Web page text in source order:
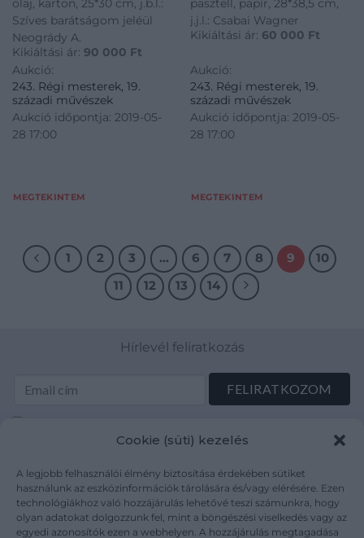
Cookie (süti) kezelés
A legjobb felhasználói élmény biztosítása érdekében sütiket
használunk az eszközinformációk tárolására és/vagy elérésére. Ezen
technológiákhoz való hozzájárulás lehetővé teszi számunkra, hogy
olyan adatokat dolgozzunk fel, mint a böngészési viselkedés vagy az
egyedi azonosítók ezen a webhelyen. A hozzájárulás megtagadása
olaj, karton, 25*30 cm, j.b.l.:
Szíves barátságom jeléül
Neogrády A.
Kikiáltási ár: 90 000 Ft
Aukció:
243. Régi mesterek, 19.
századi művészek
Aukció időpontja: 2019-05-
28 17:00
MEGTEKINTEM
pasztell, papír, 28*38,5 cm,
j.j.l.: Csabai Wagner
Kikiáltási ár: 60 000 Ft
Aukció:
243. Régi mesterek, 19.
századi művészek
Aukció időpontja: 2019-05-
28 17:00
MEGTEKINTEM
1 2 3 … 6 7 8 9
10
11
12 13 14
Hírlevél feliratkozás
mutargy.com/adatkezelesi-tajekoztato/
Rólunk
Médiaajánlat
Karrier
Áraink
ÁSZF
Adatvédelem